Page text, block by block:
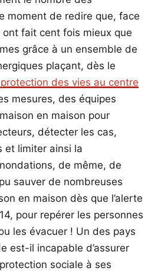
moment de redire que, face
fait cent fois mieux que
grâce à un ensemble de
plaçant, dès le
des vies au centre
mesures, des équipes
en maison pour
détecter les cas,
et limiter ainsi la
de même, de
sauver de nombreuses
en maison dès que l’alerte
pour repérer les personnes
les évacuer ! Un des pays
est-il incapable d’assurer
sociale à ses